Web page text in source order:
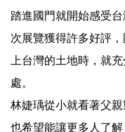
踏進國門就開始感受
次展覽獲得許多好評
上台灣的土地時，就
處。
林婕瑀從小就看著父
也希望能讓更多人了